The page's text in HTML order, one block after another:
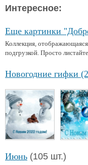
Интересное:
Еще картинки
Коллекция,
подгрузкой. Просто
Новогодние гифки
Июнь (105 шт.)